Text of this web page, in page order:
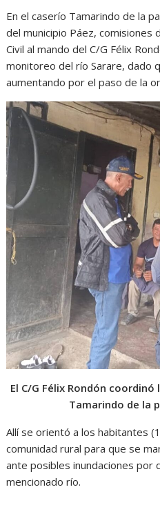
En el caserío Tamarindo de la
del municipio Páez,
Civil al mando del C/G Félix
monitoreo del río Sarare, dado
aumentando por el paso de la
El C/G Félix Rondón
Tamarindo de la
Allí se orientó a los habitantes
comunidad rural para que se
ante posibles inundaciones por
mencionado río.